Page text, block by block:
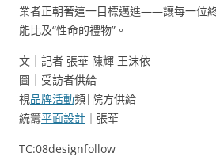
業者正朝著這一目標邁進——讓每一位
能比及“性命的禮物”。
文｜記者 張華 陳輝 王沫依
圖｜受訪者供給
視品牌活動頻|院方供給
統籌平面設計 ｜張華
TC:08designfollow